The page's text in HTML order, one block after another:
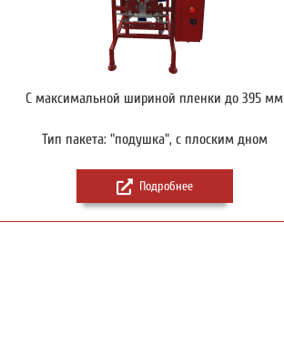
С максимальной шириной пленки до 395 мм
Тип пакета: "подушка", с плоским дном
Подробнее